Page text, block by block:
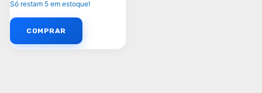
Só restam 5 em estoque!